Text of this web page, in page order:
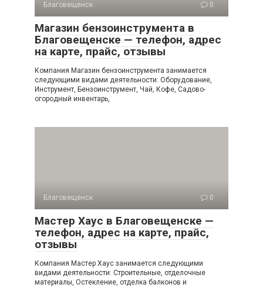
Благовещенск 0
Магазин бензоинструмента в
Благовещенске — телефон, адрес
на карте, прайс, отзывы
Компания Магазин бензоинструмента занимается
следующими видами деятельности: Оборудование,
Инструмент, Бензоинструмент, Чай, Кофе, Садово-
огородный инвентарь,
Благовещенск 0
Мастер Хаус в Благовещенске —
телефон, адрес на карте, прайс,
отзывы
Компания Мастер Хаус занимается следующими
видами деятельности: Строительные, отделочные
материалы, Остекление, отделка балконов и